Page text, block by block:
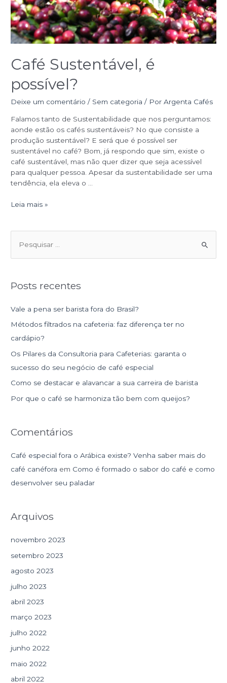
Café Sustentável, é
possível?
Deixe um comentário / Sem categoria / PorArgenta Cafés
Falamos tanto de Sustentabilidade que nos perguntamos:
aonde estão os cafés sustentáveis? No que consiste a
produção sustentável? E será que é possível ser
sustentável no café? Bom, já respondo que sim, existe o
café sustentável, mas não quer dizer que seja acessível
para qualquer pessoa. Apesar da sustentabilidade ser uma
tendência, ela eleva o …
Leia mais »
e
q
s
a
r
p
o
r
Posts recentes
Vale a pena ser barista fora do Brasil?
Métodos filtrados na cafeteria: faz diferença ter no
cardápio?
Os Pilares da Consultoria para Cafeterias: garanta o
sucesso do seu negócio de café especial
Como se destacar e alavancar a sua carreira de barista
Por que o café se harmoniza tão bem com queijos?
Comentários
Café especial fora o Arábica existe? Venha saber mais do
café canéfora em Como é formado o sabor do café e como
desenvolver seu paladar
Arquivos
novembro 2023
setembro 2023
agosto 2023
julho 2023
abril 2023
março 2023
julho 2022
junho 2022
maio 2022
abril 2022